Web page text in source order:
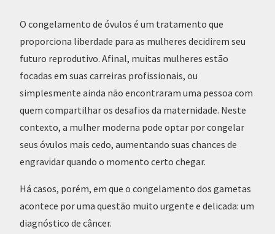
O congelamento de óvulos é um tratamento que
proporciona liberdade para as mulheres decidirem seu
futuro reprodutivo. Afinal, muitas mulheres estão
focadas em suas carreiras profissionais, ou
simplesmente ainda não encontraram uma pessoa com
quem compartilhar os desafios da maternidade. Neste
contexto, a mulher moderna pode optar por congelar
seus óvulos mais cedo, aumentando suas chances de
engravidar quando o momento certo chegar.
Há casos, porém, em que o congelamento dos gametas
acontece por uma questão muito urgente e delicada: um
diagnóstico de câncer.